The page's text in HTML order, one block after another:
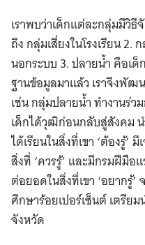
เราพบว่าเด็กแต่ละกลุ่มมีวิ
ถึง กลุ่มเสี่ยงในโรงเรียน
นอกระบบ 3. ปลายน้ำ คือเ
ฐานข้อมูลมาแล้ว เราจึงพัฒ
เช่น กลุ่มปลายน้ำ ทำงานร่
เด็กได้วุฒิก่อนกลับสู่สังคม
ได้เรียนในสิ่งที่เขา ‘ต้องรู้’
สิ่งที่ ‘ควรรู้’ และมีกรมฝีมือ
ต่อยอดในสิ่งที่เขา ‘อยากรู้
ศึกษาร้อยเปอร์เซ็นต์ เตรีย
จังหวัด